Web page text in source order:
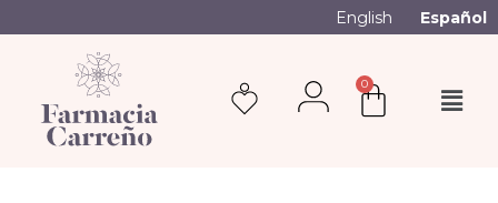
English Español
0